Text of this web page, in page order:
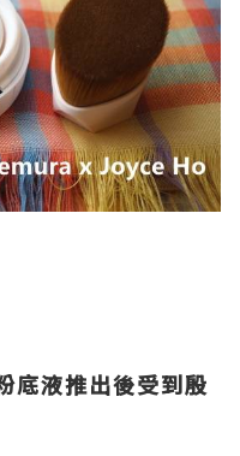
底液推出後受到殷